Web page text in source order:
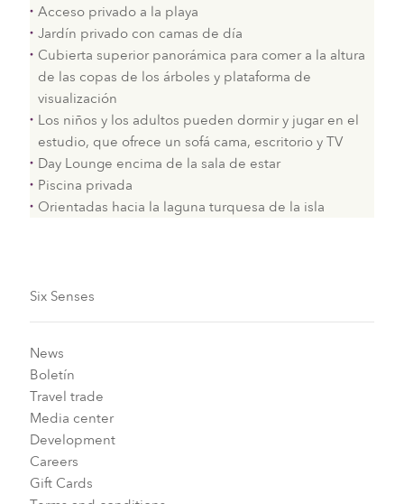
Acceso privado a la playa
Jardín privado con camas de día
Cubierta superior panorámica para comer a la altura
de las copas de los árboles y plataforma de
visualización
Los niños y los adultos pueden dormir y jugar en el
estudio, que ofrece un sofá cama, escritorio y TV
Day Lounge encima de la sala de estar
Piscina privada
Orientadas hacia la laguna turquesa de la isla
Six Senses
News
Boletín
Travel trade
Media center
Development
Careers
Gift Cards